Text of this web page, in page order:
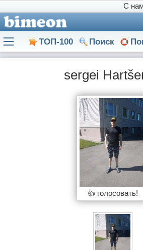
С
ТОП-100 Поиск
sergei
👍 голосовать!